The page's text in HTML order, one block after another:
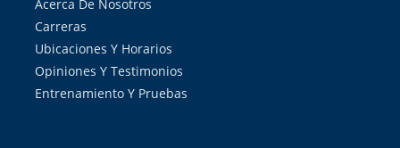
Acerca De Nosotros
Carreras
Ubicaciones Y Horarios
Opiniones Y Testimonios
Entrenamiento Y Pruebas